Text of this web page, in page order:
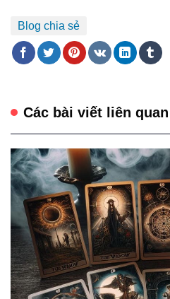
Blog chia sẻ
Các bài viết liên quan